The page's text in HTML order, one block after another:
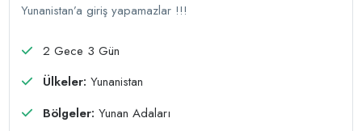
Yunanistan’a giriş yapamazlar !!!
2 Gece 3 Gün
Ülkeler: Yunanistan
Bölgeler: Yunan Adaları